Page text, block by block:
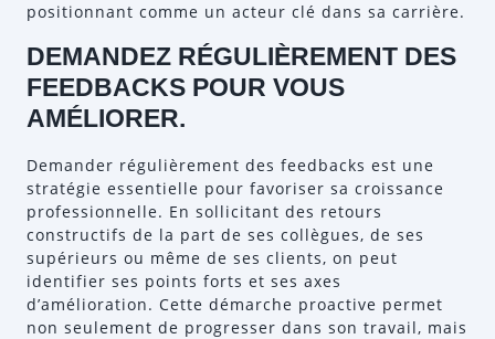
positionnant comme un acteur clé dans sa carrière.
DEMANDEZ RÉGULIÈREMENT DES
FEEDBACKS POUR VOUS
AMÉLIORER.
Demander régulièrement des feedbacks est une
stratégie essentielle pour favoriser sa croissance
professionnelle. En sollicitant des retours
constructifs de la part de ses collègues, de ses
supérieurs ou même de ses clients, on peut
identifier ses points forts et ses axes
d’amélioration. Cette démarche proactive permet
non seulement de progresser dans son travail, mais